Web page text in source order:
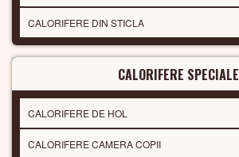
CALORIFERE DIN STICLA
CALORIFERE SPECIALE
CALORIFERE DE HOL
CALORIFERE CAMERA COPII